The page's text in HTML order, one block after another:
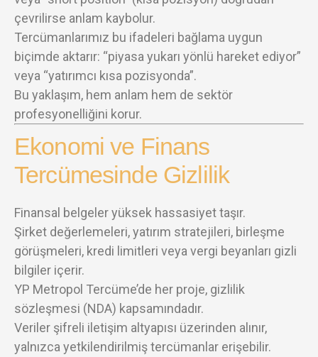
çevrilirse anlam kaybolur.
Tercümanlarımız bu ifadeleri bağlama uygun
biçimde aktarır: “piyasa yukarı yönlü hareket ediyor”
veya “yatırımcı kısa pozisyonda”.
Bu yaklaşım, hem anlam hem de sektör
profesyonelliğini korur.
Ekonomi ve Finans
Tercümesinde Gizlilik
Finansal belgeler yüksek hassasiyet taşır.
Şirket değerlemeleri, yatırım stratejileri, birleşme
görüşmeleri, kredi limitleri veya vergi beyanları gizli
bilgiler içerir.
YP Metropol Tercüme’de her proje, gizlilik
sözleşmesi (NDA) kapsamındadır.
Veriler şifreli iletişim altyapısı üzerinden alınır,
yalnızca yetkilendirilmiş tercümanlar erişebilir.